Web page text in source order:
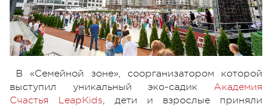
В «Семейной зоне», соорганизатором которой
выступил уникальный эко-садик Академия
Счастья LeapKids, дети и взрослые приняли